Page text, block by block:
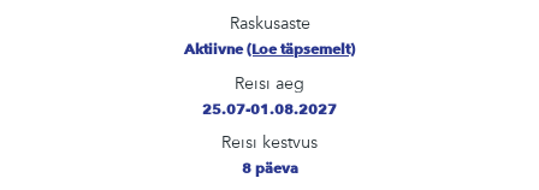
Raskusaste
Aktiivne(Loe täpsemelt)
Reisi aeg
25.07-01.08.2027
Reisi kestvus
8 päeva